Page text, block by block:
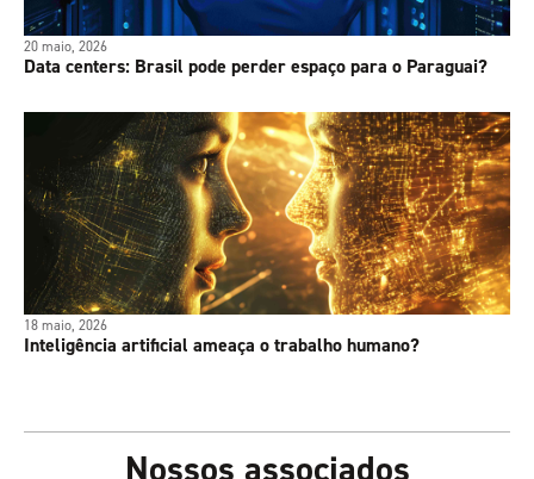
20 maio, 2026
Data centers: Brasil pode perder espaço para o Paraguai?
18 maio, 2026
Inteligência artificial ameaça o trabalho humano?